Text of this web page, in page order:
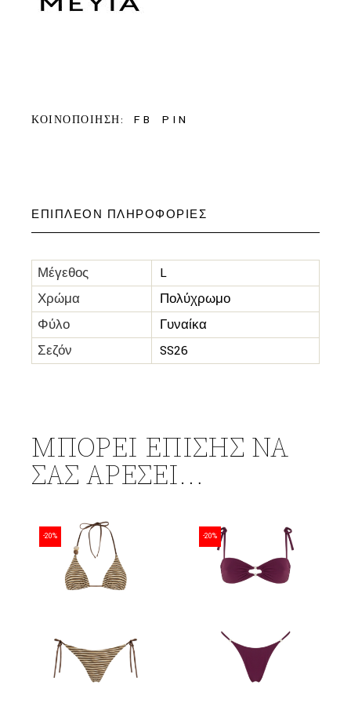
ΚΟΙΝΟΠΟΙΗΣΗ: FB PIN
ΕΠΙΠΛΈΟΝ ΠΛΗΡΟΦΟΡΊΕΣ
Μέγεθος
L
Χρώμα
Πολύχρωμο
Φύλο
Γυναίκα
Σεζόν
SS26
ΜΠΟΡΕΊ ΕΠΊΣΗΣ ΝΑ
ΣΑΣ ΑΡΈΣΕΙ…
-20% -20%